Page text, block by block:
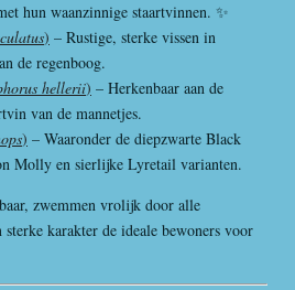
hun waanzinnige staartvinnen. ✨
) – Rustige, sterke vissen in
de regenboog.
hellerii) – Herkenbaar aan de
van de mannetjes.
) – Waaronder de diepzwarte Black
Molly en sierlijke Lyretail varianten.
zwemmen vrolijk door alle
karakter de ideale bewoners voor